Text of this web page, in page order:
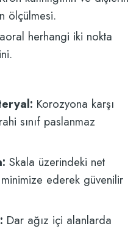
ölçülmesi.
herhangi iki nokta
Korozyona karşı
sınıf paslanmaz
Skala üzerindeki net
ederek güvenilir
Dar ağız içi alanlarda